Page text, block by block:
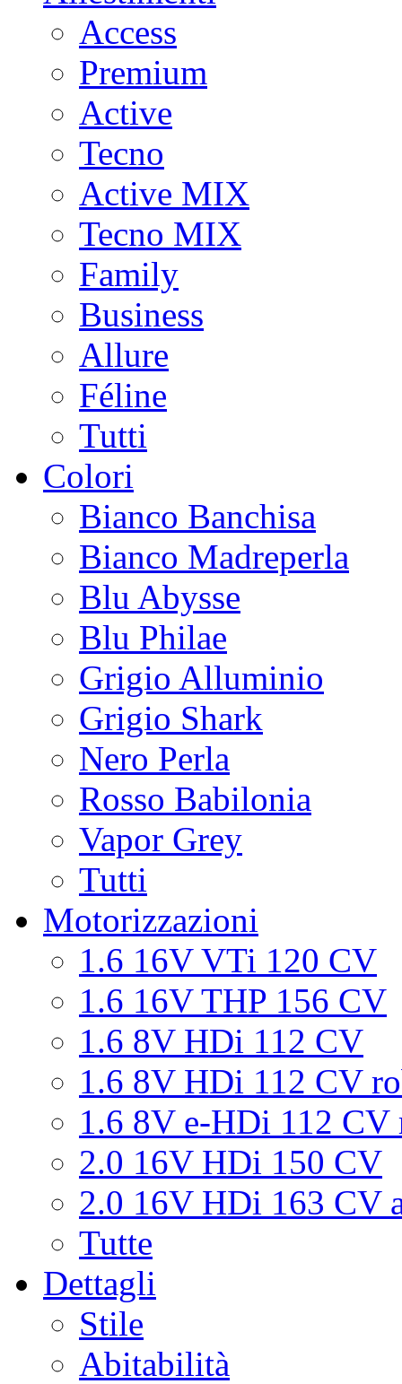
Access
Premium
Active
Tecno
Active MIX
Tecno MIX
Family
Business
Allure
Féline
Tutti
Colori
Bianco Banchisa
Bianco Madreperla
Blu Abysse
Blu Philae
Grigio Alluminio
Grigio Shark
Nero Perla
Rosso Babilonia
Vapor Grey
Tutti
Motorizzazioni
1.6 16V VTi 120 CV
1.6 16V THP 156 CV
1.6 8V HDi 112 CV
1.6 8V HDi 112 CV
1.6 8V e-HDi 112 CV
2.0 16V HDi 150 CV
2.0 16V HDi 163 CV
Tutte
Dettagli
Stile
Abitabilità